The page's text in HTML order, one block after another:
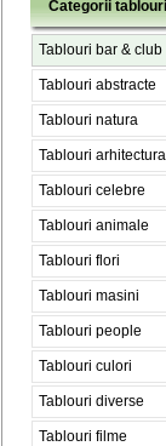
Categorii tablouri
Tablouri bar & club
Tablouri abstracte
Tablouri natura
Tablouri arhitectura
Tablouri celebre
Tablouri animale
Tablouri flori
Tablouri masini
Tablouri people
Tablouri culori
Tablouri diverse
Tablouri filme